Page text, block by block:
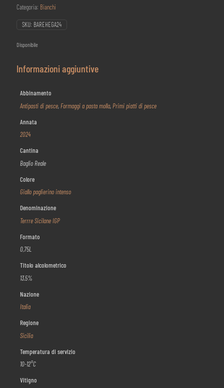
Categoria: Bianchi
SKU: BAREHEGA24
Disponibile
Informazioni aggiuntive
Abbinamento
Antipasti di pesce,Formaggi a pasta molla,Primi piatti di pesce
Annata
2024
Cantina
Baglio Reale
Colore
Giallo paglierino intenso
Denominazione
Terrre Sicilane IGP
Formato
0,75L
Titolo alcolometrico
13.5%
Nazione
Italia
Regione
Sicilia
Temperatura di servizio
10-12°C
Vitigno